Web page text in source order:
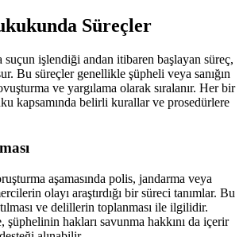
Süreçler
işlendiği andan itibaren başlayan süreç,
Bu süreçler genellikle şüpheli veya sanığın
ve yargılama olarak sıralanır. Her bir
kapsamında belirli kurallar ve prosedürlere
aşamasında polis, jandarma veya
olayı araştırdığı bir süreci tanımlar. Bu
ve delillerin toplanması ile ilgilidir.
şüphelinin hakları savunma hakkını da içerir